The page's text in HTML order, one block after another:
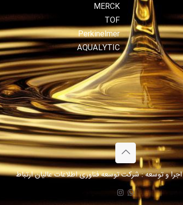
MERCK
TOF
Perkinelmer
AQUALYTIC